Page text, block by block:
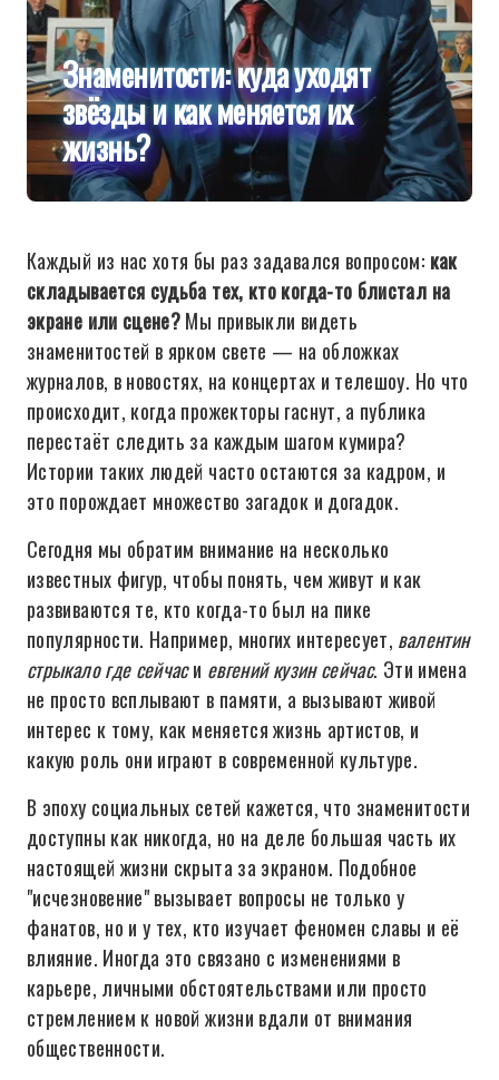
Знаменитости: куда уходят
звёзды и как меняется их
жизнь?
Каждый из нас хотя бы раз задавался вопросом: как
складывается судьба тех, кто когда-то блистал на
экране или сцене?Мы привыкли видеть
знаменитостей в ярком свете — на обложках
журналов, в новостях, на концертах и телешоу. Но что
происходит, когда прожекторы гаснут, а публика
перестаёт следить за каждым шагом кумира?
Истории таких людей часто остаются за кадром, и
это порождает множество загадок и догадок.
Сегодня мы обратим внимание на несколько
известных фигур, чтобы понять, чем живут и как
развиваются те, кто когда-то был на пике
популярности. Например, многих интересует, валентин
стрыкало где сейчаси евгений кузин сейчас. Эти имена
не просто всплывают в памяти, а вызывают живой
интерес к тому, как меняется жизнь артистов, и
какую роль они играют в современной культуре.
В эпоху социальных сетей кажется, что знаменитости
доступны как никогда, но на деле большая часть их
настоящей жизни скрыта за экраном. Подобное
"исчезновение" вызывает вопросы не только у
фанатов, но и у тех, кто изучает феномен славы и её
влияние. Иногда это связано с изменениями в
карьере, личными обстоятельствами или просто
стремлением к новой жизни вдали от внимания
общественности.